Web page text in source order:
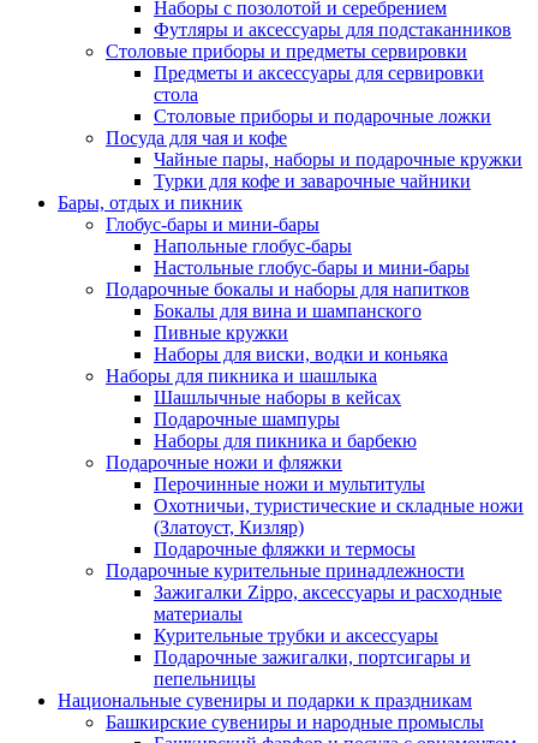
Наборы с позолотой и серебрением
Футляры и аксессуары для подстаканников
Столовые приборы и предметы сервировки
Предметы и аксессуары для сервировки
стола
Столовые приборы и подарочные ложки
Посуда для чая и кофе
Чайные пары, наборы и подарочные кружки
Турки для кофе и заварочные чайники
Бары, отдых и пикник
Глобус-бары и мини-бары
Напольные глобус-бары
Настольные глобус-бары и мини-бары
Подарочные бокалы и наборы для напитков
Бокалы для вина и шампанского
Пивные кружки
Наборы для виски, водки и коньяка
Наборы для пикника и шашлыка
Шашлычные наборы в кейсах
Подарочные шампуры
Наборы для пикника и барбекю
Подарочные ножи и фляжки
Перочинные ножи и мультитулы
Охотничьи, туристические и складные ножи
(Златоуст, Кизляр)
Подарочные фляжки и термосы
Подарочные курительные принадлежности
Зажигалки Zippo, аксессуары и расходные
материалы
Курительные трубки и аксессуары
Подарочные зажигалки, портсигары и
пепельницы
Национальные сувениры и подарки к праздникам
Башкирские сувениры и народные промыслы